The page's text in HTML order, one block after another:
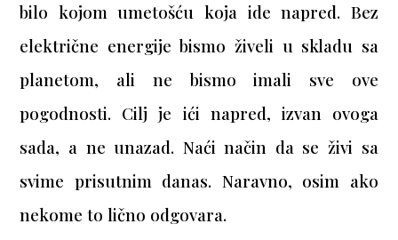
bilo kojom umetošću koja ide napred. Bez
električne energije bismo živeli u skladu sa
planetom, ali ne bismo imali sve ove
pogodnosti. Cilj je ići napred, izvan ovoga
sada, a ne unazad. Naći način da se živi sa
svime prisutnim danas. Naravno, osim ako
nekome to lično odgovara.